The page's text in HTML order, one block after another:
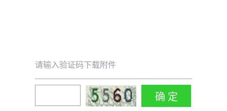
请输入验证码下载附件